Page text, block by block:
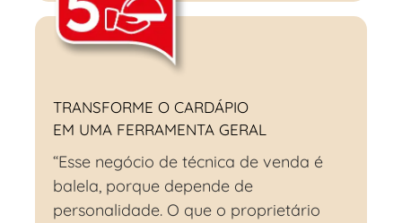
TRANSFORME O CARDÁPIO
EM UMA FERRAMENTA GERAL
“Esse negócio de técnica de venda é
balela, porque depende de
personalidade. O que o proprietário